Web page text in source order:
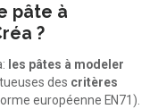
pâte à
?
les pâtes à modeler
des critères
européenne EN71).